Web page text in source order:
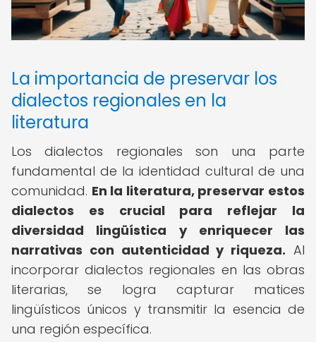
La importancia de preservar los
dialectos regionales en la
literatura
Los dialectos regionales son una parte
fundamental de la identidad cultural de una
comunidad. En la literatura, preservar estos
dialectos es crucial para reflejar la
diversidad lingüística y enriquecer las
narrativas con autenticidad y riqueza. Al
incorporar dialectos regionales en las obras
literarias, se logra capturar matices
lingüísticos únicos y transmitir la esencia de
una región específica.